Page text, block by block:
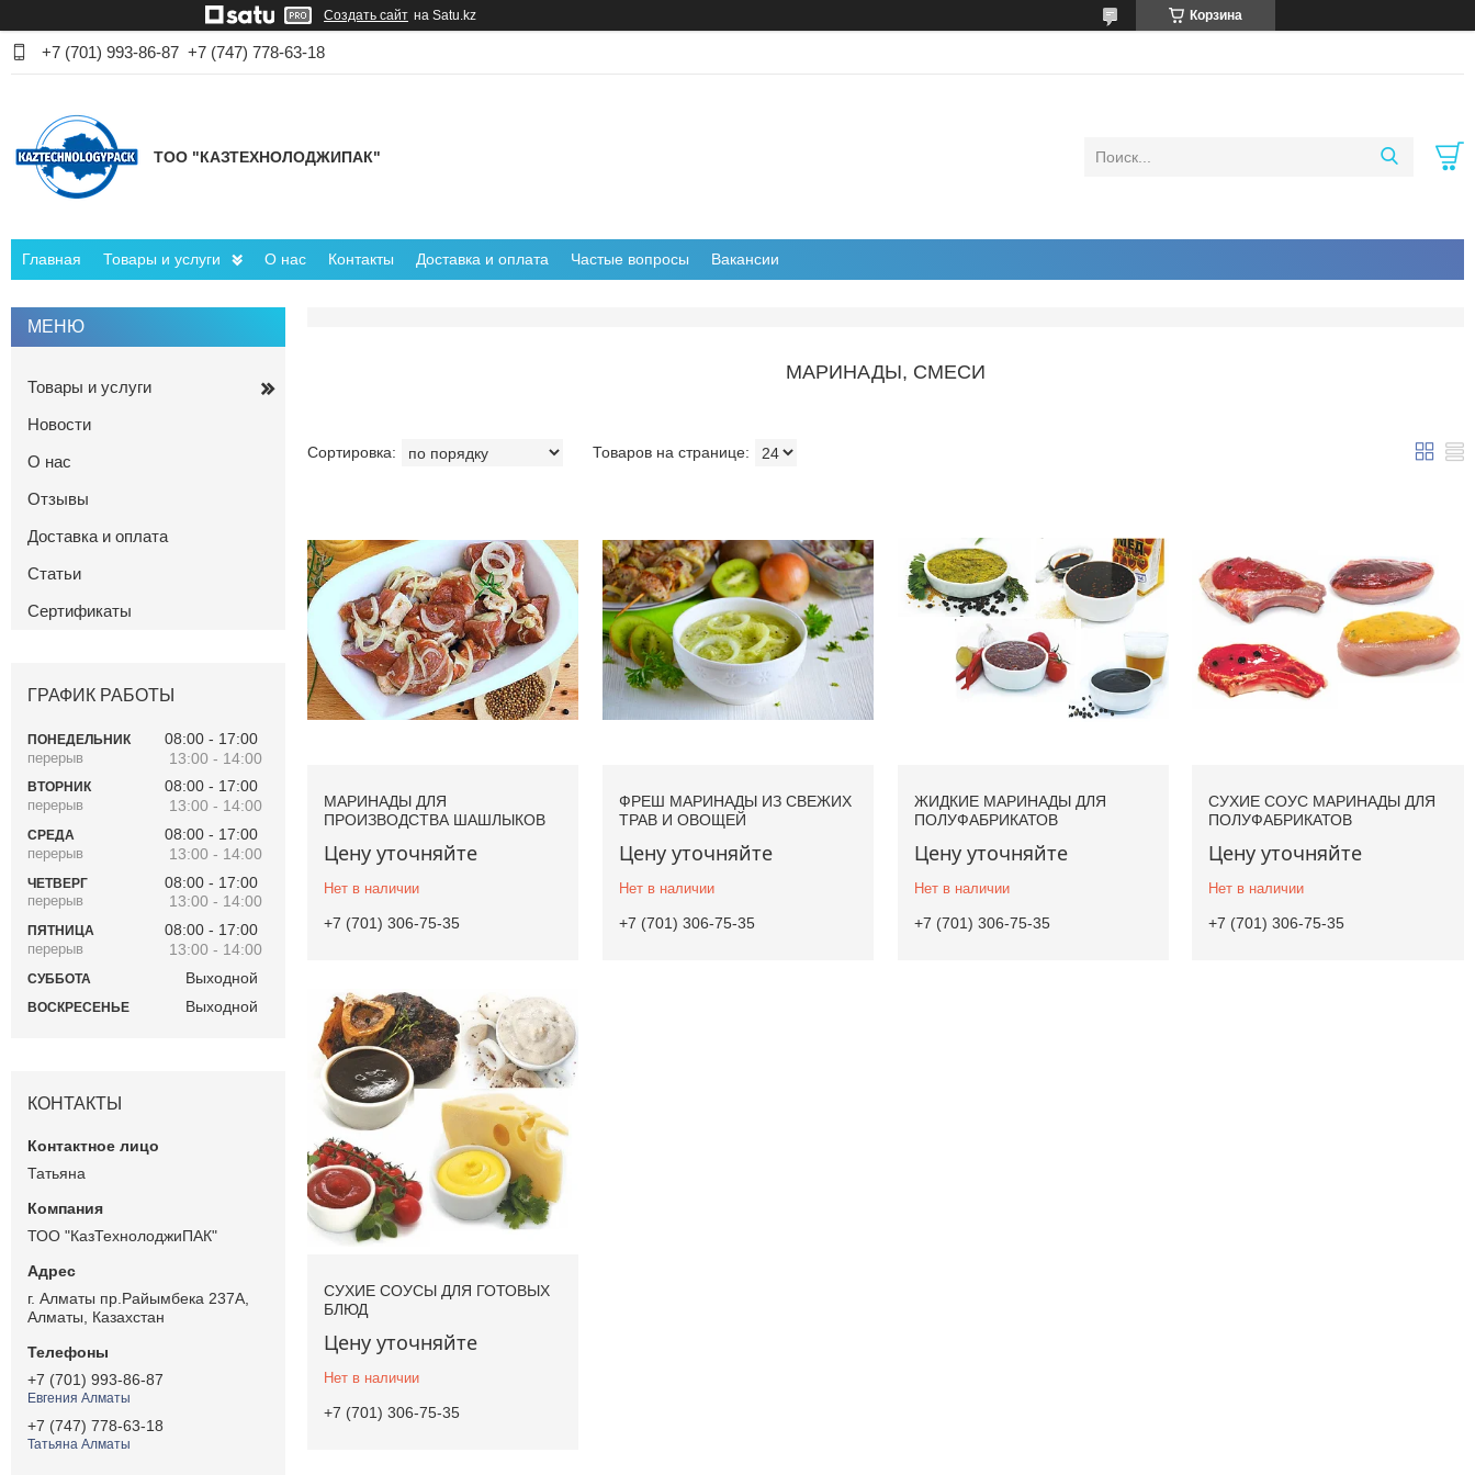
Создать сайт на Satu.kz Корзина
+7 (701) 993-86-87 +7 (747) 778-63-18
ТОО "КАЗТЕХНОЛОДЖИПАК"
Главная Товары и услуги О нас Контакты Доставка и оплата Частые вопросы Вакансии
МАРИНАДЫ, СМЕСИ
МАРИНАДЫ ДЛЯ
ПРОИЗВОДСТВА ШАШЛЫКОВ
Цену уточняйте
Нет в наличии
+7 (701) 306-75-35
ФРЕШ МАРИНАДЫ ИЗ СВЕЖИХ
ТРАВ И ОВОЩЕЙ
Цену уточняйте
Нет в наличии
+7 (701) 306-75-35
ЖИДКИЕ МАРИНАДЫ ДЛЯ
ПОЛУФАБРИКАТОВ
Цену уточняйте
Нет в наличии
+7 (701) 306-75-35
СУХИЕ СОУС МАРИНАДЫ ДЛЯ
ПОЛУФАБРИКАТОВ
Цену уточняйте
Нет в наличии
+7 (701) 306-75-35
СУХИЕ СОУСЫ ДЛЯ ГОТОВЫХ
БЛЮД
Цену уточняйте
Нет в наличии
+7 (701) 306-75-35
Товары и услуги
Новости
О нас
Отзывы
Доставка и оплата
Статьи
Сертификаты
ГРАФИК РАБОТЫ
ПОНЕДЕЛЬНИК 08:00
17:00
13:00
14:00
ВТОРНИК 08:00
17:00
13:00
14:00
СРЕДА 08:00
17:00
13:00
14:00
ЧЕТВЕРГ 08:00
17:00
13:00
14:00
ПЯТНИЦА 08:00
17:00
13:00
14:00
СУББОТА Выходной
ВОСКРЕСЕНЬЕ Выходной
КОНТАКТЫ
Татьяна
ТОО "КазТехнолоджиПАК"
г. Алматы пр.Райымбека 237А,
Алматы, Казахстан
+7 (701) 993-86-87
Евгения Алматы
+7 (747) 778-63-18
Татьяна Алматы